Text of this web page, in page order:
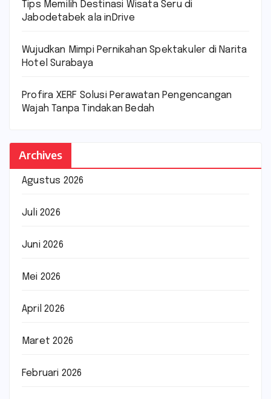
Tips Memilih Destinasi Wisata Seru di
Jabodetabek ala inDrive
Wujudkan Mimpi Pernikahan Spektakuler di Narita
Hotel Surabaya
Profira XERF Solusi Perawatan Pengencangan
Wajah Tanpa Tindakan Bedah
Archives
Agustus 2026
Juli 2026
Juni 2026
Mei 2026
April 2026
Maret 2026
Februari 2026